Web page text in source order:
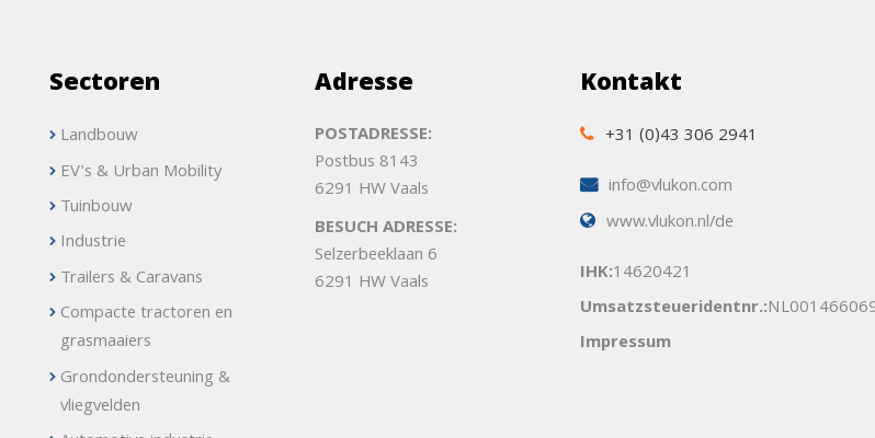
Sectoren
Landbouw
EV's & Urban Mobility
Tuinbouw
Industrie
Trailers & Caravans
Compacte tractoren en
grasmaaiers
Grondondersteuning &
vliegvelden
Adresse
POSTADRESSE:
Postbus 8143
6291 HW Vaals
BESUCH ADRESSE:
Selzerbeeklaan 6
6291 HW Vaals
Kontakt
+31 (0)43 306 2941
info@vlukon.com
www.vlukon.nl/de
IHK:14620421
Umsatzsteueridentnr.:
Impressum